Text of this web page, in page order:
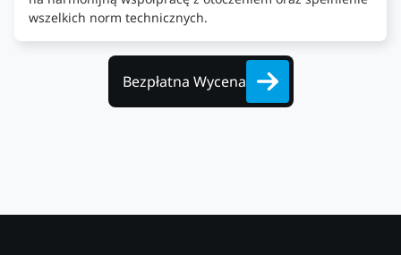
wszelkich norm technicznych.
Bezpłatna Wycena